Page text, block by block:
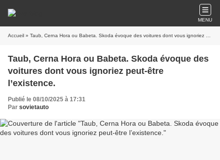
MENU
Accueil » Taub, Cerna Hora ou Babeta. Skoda évoque des voitures dont vous ignoriez peut-être l’existence.
Taub, Cerna Hora ou Babeta. Skoda évoque des
voitures dont vous ignoriez peut-être
l’existence.
Publié le 08/10/2025 à 17:31
Par sovietauto